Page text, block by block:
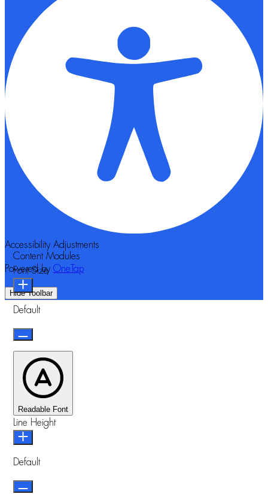
Accessibility Adjustments
Powered by OneTap
Hide Toolbar
Content Modules
Font Size
Default
Readable Font
Line Height
Default